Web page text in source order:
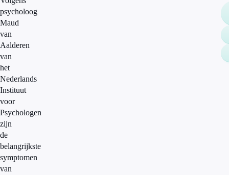
psycholoog
Maud
van
Aalderen
van
het
Nederlands
Instituut
voor
Psychologen
zijn
de
belangrijkste
symptomen
van